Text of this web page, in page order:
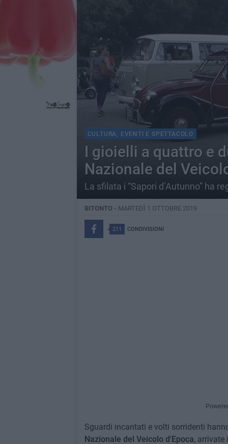
CULTURA, EVENTI E SPETTACOLO
I gioielli a quattro e
Nazionale del
La sfilata i “Sapori d’Autunno” ha
BITONTO - MARTEDÌ 1 OTTOBRE 2019
211 CONDIVISIONI
Sguardi incantati e volti sorridenti
Nazionale del Veicolo d'Epoca, arrivate